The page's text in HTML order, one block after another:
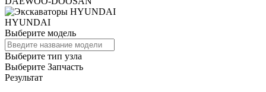
HYUNDAI
Выберите модель
Выберите тип узла
Выберите Запчасть
Результат